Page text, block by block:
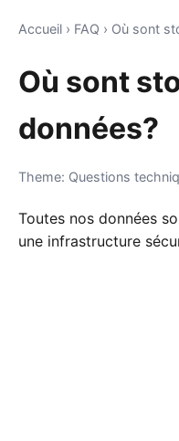
Accueil › FAQ › Où sont
Où sont
données?
Theme: Questions
Toutes nos données
une infrastructure